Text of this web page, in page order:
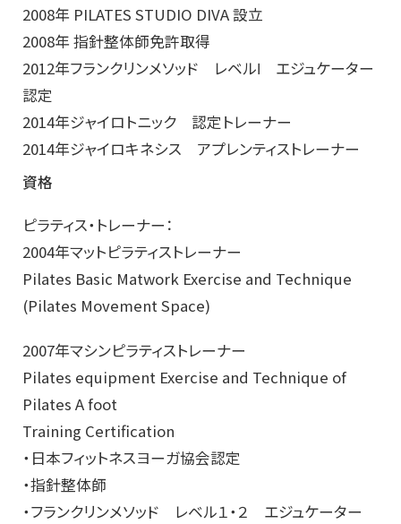
2008年 PILATES STUDIO DIVA 設立
2008年 指針整体師免許取得
2012年フランクリンメソッド レベルⅠ エジュケーター
認定
2014年ジャイロトニック 認定トレーナー
2014年ジャイロキネシス アプレンティストレーナー
資格
ピラティス・トレーナー：
2004年マットピラティストレーナー
Pilates Basic Matwork Exercise and Technique
(Pilates Movement Space)
2007年マシンピラティストレーナー
Pilates equipment Exercise and Technique of
Pilates A foot
Training Certification
・日本フィットネスヨーガ協会認定
・指針整体師
・フランクリンメソッド レベル１・２ エジュケーター